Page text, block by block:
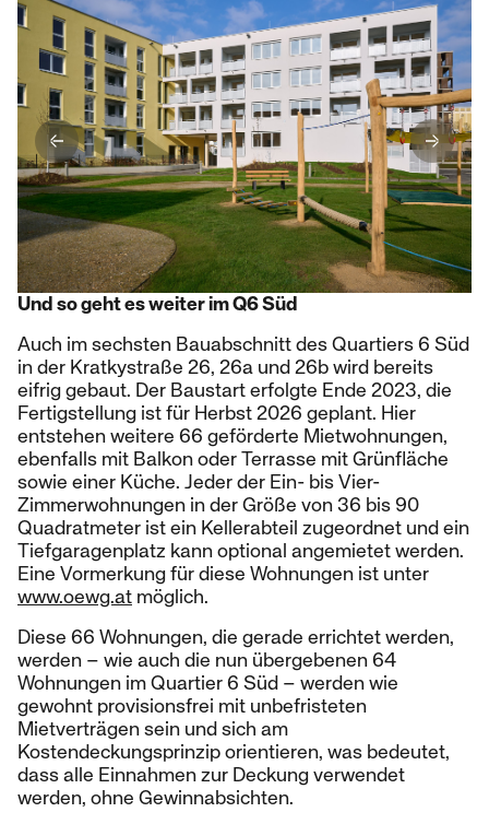
Und so geht es weiter im Q6 Süd
Auch im sechsten Bauabschnitt des Quartiers 6 Süd
in der Kratkystraße 26, 26a und 26b wird bereits
eifrig gebaut. Der Baustart erfolgte Ende 2023, die
Fertigstellung ist für Herbst 2026 geplant. Hier
entstehen weitere 66 geförderte Mietwohnungen,
ebenfalls mit Balkon oder Terrasse mit Grünfläche
sowie einer Küche. Jeder der Ein- bis Vier-
Zimmerwohnungen in der Größe von 36 bis 90
Quadratmeter ist ein Kellerabteil zugeordnet und ein
Tiefgaragenplatz kann optional angemietet werden.
Eine Vormerkung für diese Wohnungen ist unter
www.oewg.at möglich.
Diese 66 Wohnungen, die gerade errichtet werden,
werden – wie auch die nun übergebenen 64
Wohnungen im Quartier 6 Süd – werden wie
gewohnt provisionsfrei mit unbefristeten
Mietverträgen sein und sich am
Kostendeckungsprinzip orientieren, was bedeutet,
dass alle Einnahmen zur Deckung verwendet
werden, ohne Gewinnabsichten.